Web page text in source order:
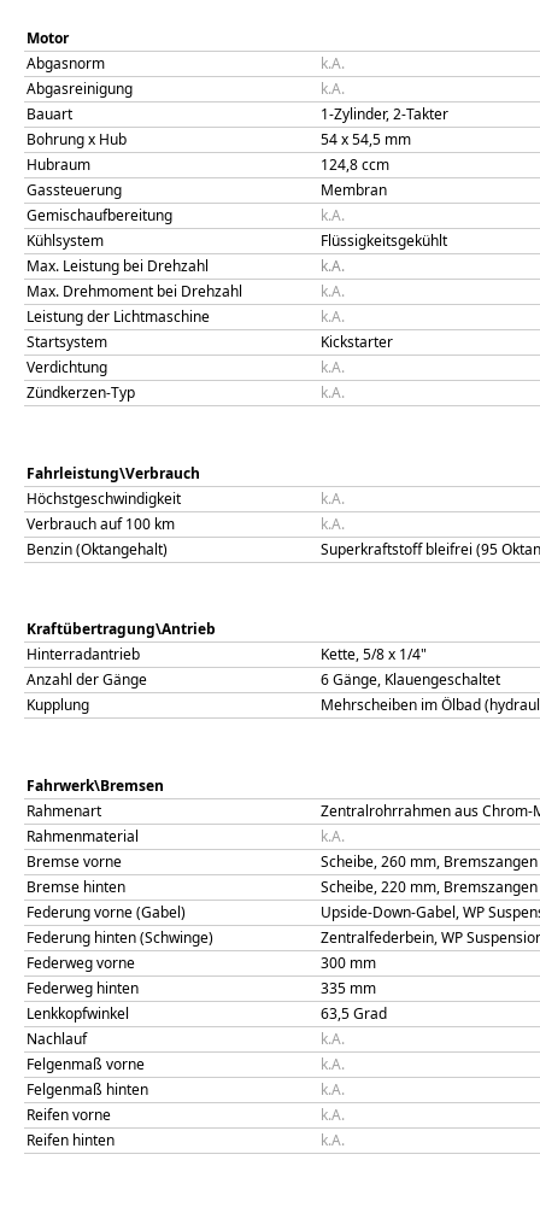
Motor
Abgasnorm
k.A.
Abgasreinigung
k.A.
Bauart
1-Zylinder, 2-Takter
Bohrung x Hub
54x54,5 mm
Hubraum
124,8ccm
Gassteuerung
Membran
Gemischaufbereitung
k.A.
Kühlsystem
Flüssigkeitsgekühlt
Max. Leistung bei Drehzahl
k.A.
Max. Drehmoment bei Drehzahl
k.A.
Leistung der Lichtmaschine
k.A.
Startsystem
Kickstarter
Verdichtung
k.A.
Zündkerzen-Typ
k.A.
Fahrleistung\Verbrauch
Höchstgeschwindigkeit
k.A.
Verbrauch auf 100 km
k.A.
Benzin (Oktangehalt)
Superkraftstoff bleifrei (95
Kraftübertragung\Antrieb
Hinterradantrieb
Kette, 5/8 x 1/4"
Anzahl der Gänge
6 Gänge, Klauengeschaltet
Kupplung
Mehrscheiben im Ölbad
Fahrwerk\Bremsen
Rahmenart
Zentralrohrrahmen aus Chrom-
Rahmenmaterial
k.A.
Bremse vorne
Scheibe, 260 mm,
Bremse hinten
Scheibe, 220 mm,
Federung vorne (Gabel)
Upside-Down-Gabel, WP
Federung hinten (Schwinge)
Zentralfederbein, WP
Federweg vorne
300 mm
Federweg hinten
335 mm
Lenkkopfwinkel
63,5Grad
Nachlauf
k.A.
Felgenmaß vorne
k.A.
Felgenmaß hinten
k.A.
Reifen vorne
k.A.
Reifen hinten
k.A.